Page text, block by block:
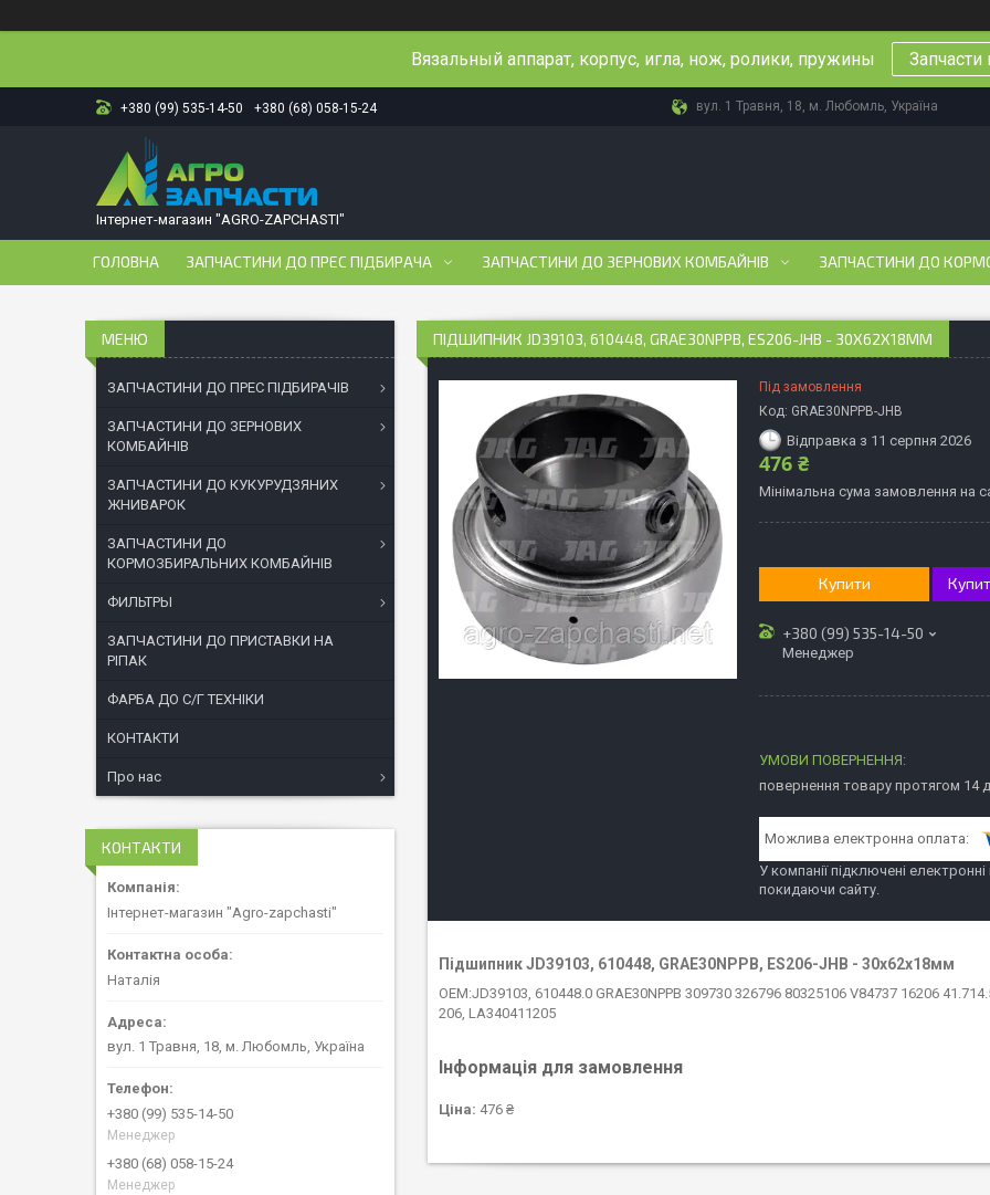
Вязальный аппарат, корпус, игла, нож, ролики, пружины Запчасти
+380 (99) 535-14-50 +380 (68) 058-15-24 вул. 1 Травня, 18, м. Любомль, Україна
Інтернет-магазин "AGRO-ZAPCHASTI"
ГОЛОВНА ЗАПЧАСТИНИ ДО ПРЕС ПІДБИРАЧА ЗАПЧАСТИНИ ДО ЗЕРНОВИХ КОМБАЙНІВ ЗАПЧАСТИНИ ДО
ПІДШИПНИК JD39103, 610448, GRAE30NPPB, ES206-JHB - 30X62X18ММ
Під замовлення
Код: GRAE30NPPB-JHB
Відправка з 11 серпня 2026
476 ₴
Мінімальна сума замовлення на
Купити
+380 (99) 535-14-50
Менеджер
повернення товару протягом 14
У компанії підключені
покидаючи сайту.
Підшипник JD39103, 610448, GRAE30NPPB, ES206-JHB - 30x62x18мм
ОЕМ:JD39103, 610448.0 GRAE30NPPB 309730 326796 80325106 V84737 16206
206, LA340411205
Інформація для замовлення
Ціна: 476 ₴
ЗАПЧАСТИНИ ДО ПРЕС ПІДБИРАЧІВ
ЗАПЧАСТИНИ ДО ЗЕРНОВИХ
КОМБАЙНІВ
ЗАПЧАСТИНИ ДО КУКУРУДЗЯНИХ
ЖНИВАРОК
ЗАПЧАСТИНИ ДО
КОРМОЗБИРАЛЬНИХ КОМБАЙНІВ
ФИЛЬТРЫ
ЗАПЧАСТИНИ ДО ПРИСТАВКИ НА
РІПАК
ФАРБА ДО С/Г ТЕХНІКИ
КОНТАКТИ
Про нас
КОНТАКТИ
Інтернет-магазин "Agro-zapchasti"
Наталія
вул. 1 Травня, 18, м. Любомль, Україна
+380 (99) 535-14-50
Менеджер
+380 (68) 058-15-24
Менеджер